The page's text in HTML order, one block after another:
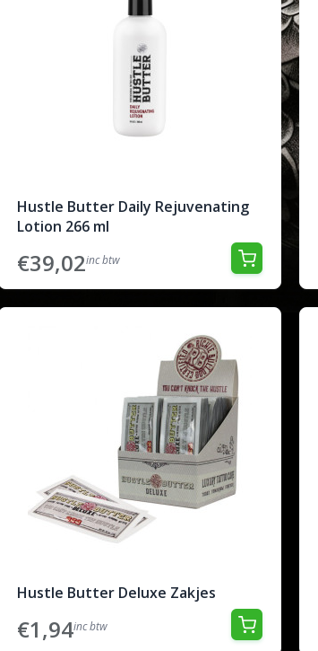
Hustle Butter Daily Rejuvenating
Lotion 266 ml
€39,02inc btw
Hustle Butter Deluxe Zakjes
€1,94inc btw